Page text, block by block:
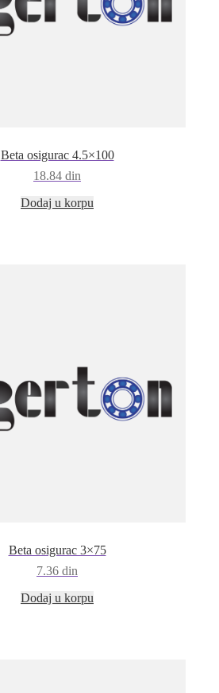
Beta osigurac 4.5×100
18.84 din
Dodaj u korpu
Beta osigurac 3×75
7.36 din
Dodaj u korpu